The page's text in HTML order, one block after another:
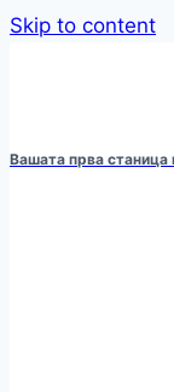
Skip to content
Вашата прва станица